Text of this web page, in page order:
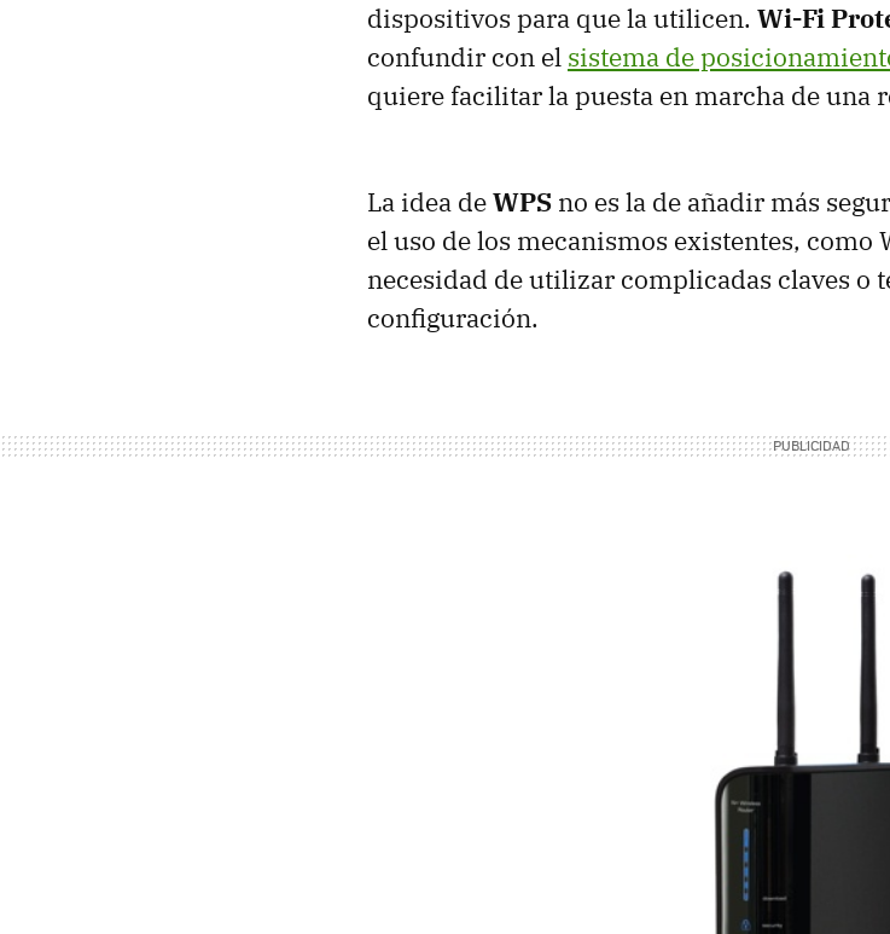
dispositivos para que la utilicen. Wi-Fi
confundir con el sistema de
quiere facilitar la puesta en marcha de una
La idea deWPS no es la de añadir más
el uso de los mecanismos existentes, como
necesidad de utilizar complicadas claves o
configuración.